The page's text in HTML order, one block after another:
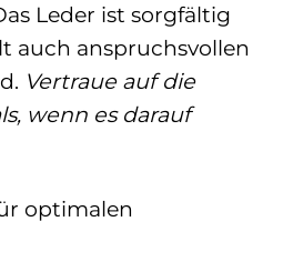
Leder ist sorgfältig
auch anspruchsvollen
Vertraue auf die
wenn es darauf
optimalen